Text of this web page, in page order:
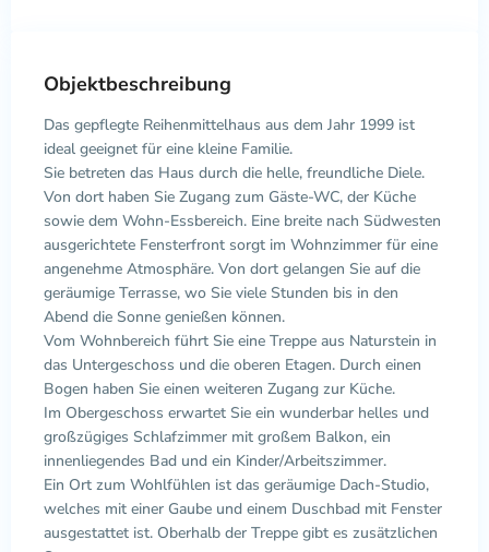
Objektbeschreibung
Das gepflegte Reihenmittelhaus aus dem Jahr 1999 ist
ideal geeignet für eine kleine Familie.
Sie betreten das Haus durch die helle, freundliche Diele.
Von dort haben Sie Zugang zum Gäste-WC, der Küche
sowie dem Wohn-Essbereich. Eine breite nach Südwesten
ausgerichtete Fensterfront sorgt im Wohnzimmer für eine
angenehme Atmosphäre. Von dort gelangen Sie auf die
geräumige Terrasse, wo Sie viele Stunden bis in den
Abend die Sonne genießen können.
Vom Wohnbereich führt Sie eine Treppe aus Naturstein in
das Untergeschoss und die oberen Etagen. Durch einen
Bogen haben Sie einen weiteren Zugang zur Küche.
Im Obergeschoss erwartet Sie ein wunderbar helles und
großzügiges Schlafzimmer mit großem Balkon, ein
innenliegendes Bad und ein Kinder/Arbeitszimmer.
Ein Ort zum Wohlfühlen ist das geräumige Dach-Studio,
welches mit einer Gaube und einem Duschbad mit Fenster
ausgestattet ist. Oberhalb der Treppe gibt es zusätzlichen